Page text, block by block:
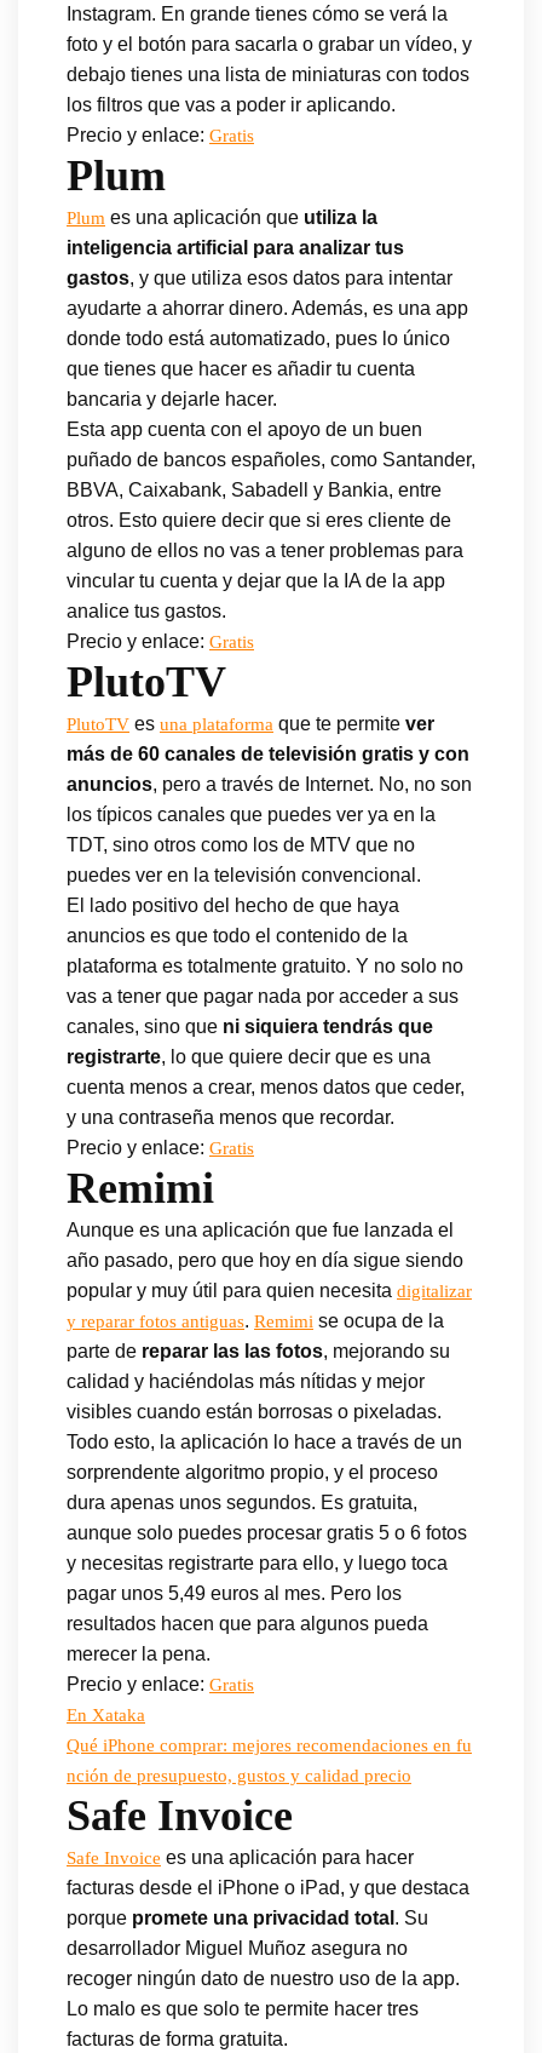
Instagram. En grande tienes cómo se verá la
foto y el botón para sacarla o grabar un vídeo, y
debajo tienes una lista de miniaturas con todos
los filtros que vas a poder ir aplicando.
Precio y enlace: Gratis
Plum
Plum es una aplicación que utiliza la
inteligencia artificial para analizar tus
gastos, y que utiliza esos datos para intentar
ayudarte a ahorrar dinero. Además, es una app
donde todo está automatizado, pues lo único
que tienes que hacer es añadir tu cuenta
bancaria y dejarle hacer.
Esta app cuenta con el apoyo de un buen
puñado de bancos españoles, como Santander,
BBVA, Caixabank, Sabadell y Bankia, entre
otros. Esto quiere decir que si eres cliente de
alguno de ellos no vas a tener problemas para
vincular tu cuenta y dejar que la IA de la app
analice tus gastos.
Precio y enlace: Gratis
PlutoTV
PlutoTV es una plataforma que te permite ver
más de 60 canales de televisión gratis y con
anuncios, pero a través de Internet. No, no son
los típicos canales que puedes ver ya en la
TDT, sino otros como los de MTV que no
puedes ver en la televisión convencional.
El lado positivo del hecho de que haya
anuncios es que todo el contenido de la
plataforma es totalmente gratuito. Y no solo no
vas a tener que pagar nada por acceder a sus
canales, sino que ni siquiera tendrás que
registrarte, lo que quiere decir que es una
cuenta menos a crear, menos datos que ceder,
y una contraseña menos que recordar.
Precio y enlace: Gratis
Remimi
Aunque es una aplicación que fue lanzada el
año pasado, pero que hoy en día sigue siendo
popular y muy útil para quien necesita digitalizar
y reparar fotos antiguas. Remimi se ocupa de la
parte de reparar las las fotos, mejorando su
calidad y haciéndolas más nítidas y mejor
visibles cuando están borrosas o pixeladas.
Todo esto, la aplicación lo hace a través de un
sorprendente algoritmo propio, y el proceso
dura apenas unos segundos. Es gratuita,
aunque solo puedes procesar gratis 5 o 6 fotos
y necesitas registrarte para ello, y luego toca
pagar unos 5,49 euros al mes. Pero los
resultados hacen que para algunos pueda
merecer la pena.
Precio y enlace: Gratis
En Xataka
Qué iPhone comprar: mejores recomendaciones en fu
nción de presupuesto, gustos y calidad precio
Safe Invoice
Safe Invoice es una aplicación para hacer
facturas desde el iPhone o iPad, y que destaca
porque promete una privacidad total . Su
desarrollador Miguel Muñoz asegura no
recoger ningún dato de nuestro uso de la app.
Lo malo es que solo te permite hacer tres
facturas de forma gratuita.